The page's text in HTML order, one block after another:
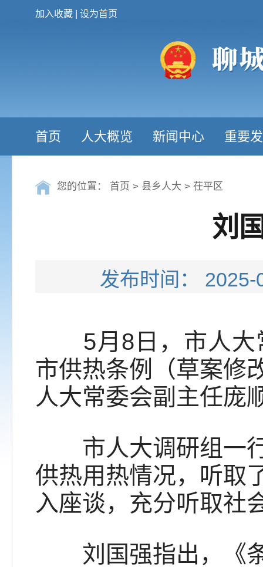
加入收藏 设为首页
首页 人大概览 新闻中心 重要
您的位置： 首页 > 县乡人大 > 茌平区
刘
发布时间：
5月8日，市人大
市供热条例（草案修
人大常委会副主任庞
市人大调研组一行
供热用热情况，听取
入座谈，充分听取社
刘国强指出，《条